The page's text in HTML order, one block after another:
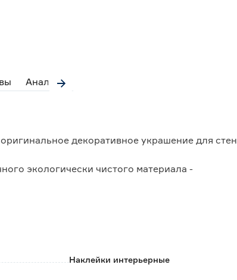
Аналоги
декоративное украшение для стен
экологически чистого материала -
Наклейки интерьерные